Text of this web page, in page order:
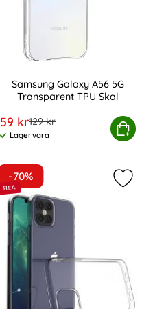
MagFlex Roséguld
Samsung Galaxy A56 5G
Transparent TPU Skal
rea pris
59 krtidigare pris
129 kr
Tillgänglighet:
Lagervara
Köp
Samsung Galaxy A56 5G
genomskinligt TPU-skal till
-70%